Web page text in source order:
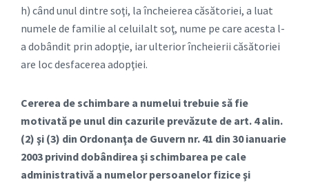
h) când unul dintre soţi, la încheierea căsătoriei, a luat
numele de familie al celuilalt soţ, nume pe care acesta l-
a dobândit prin adopţie, iar ulterior încheierii căsătoriei
are loc desfacerea adopţiei.
Cererea de schimbare a numelui trebuie să fie
motivată pe unul din cazurile prevăzute de art. 4 alin.
(2) şi (3) din Ordonanţa de Guvern nr. 41 din 30 ianuarie
2003 privind dobândirea şi schimbarea pe cale
administrativă a numelor persoanelor fizice şi